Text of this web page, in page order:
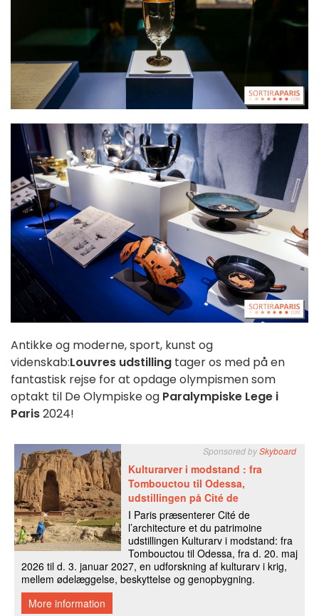
Antikke og moderne, sport, kunst og
videnskab:Louvres udstilling tager os med på en
fantastisk rejse for at opdage olympismen som
optakt til De Olympiske og Paralympiske Lege i
Paris2024!